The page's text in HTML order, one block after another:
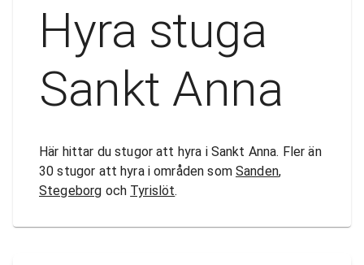
Hyra stuga
Sankt Anna
Här hittar du stugor att hyra i Sankt Anna. Fler än
30 stugor att hyra i områden som Sanden,
Stegeborg och Tyrislöt.